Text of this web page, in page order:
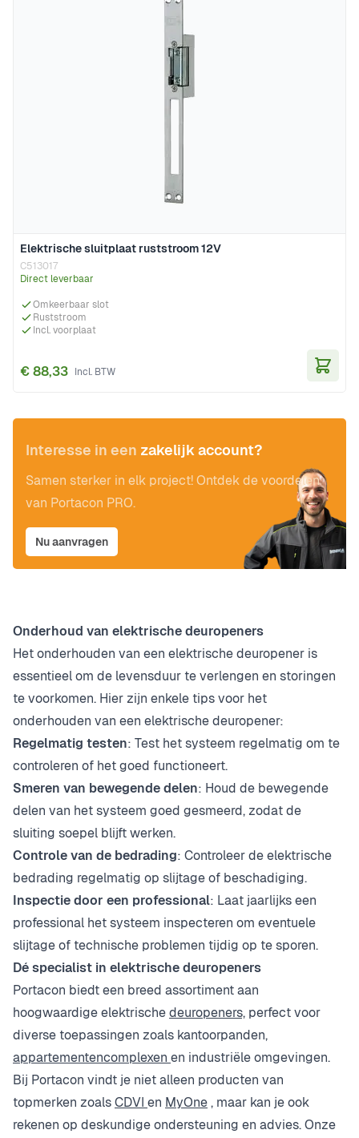
Elektrische sluitplaat ruststroom 12V
C513017
Direct leverbaar
Omkeerbaar slot
Ruststroom
Incl. voorplaat
€ 88,33
Interesse in een zakelijk account?
Samen sterker in elk project! Ontdek de voordelen
van Portacon PRO.
Nu aanvragen
Onderhoud van elektrische deuropeners
Het onderhouden van een elektrische deuropener is
essentieel om de levensduur te verlengen en storingen
te voorkomen. Hier zijn enkele tips voor het
onderhouden van een elektrische deuropener:
Regelmatig testen: Test het systeem regelmatig om te
controleren of het goed functioneert.
Smeren van bewegende delen: Houd de bewegende
delen van het systeem goed gesmeerd, zodat de
sluiting soepel blijft werken.
Controle van de bedrading: Controleer de elektrische
bedrading regelmatig op slijtage of beschadiging.
Inspectie door een professional: Laat jaarlijks een
professional het systeem inspecteren om eventuele
slijtage of technische problemen tijdig op te sporen.
Dé specialist in elektrische deuropeners
Portacon biedt een breed assortiment aan
hoogwaardige elektrischedeuropeners, perfect voor
diverse toepassingen zoals kantoorpanden,
appartementencomplexen en industriële omgevingen.
Bij Portacon vindt je niet alleen producten van
topmerken zoalsCDVI en MyOne, maar kan je ook
rekenen op deskundige ondersteuning en advies. Onze